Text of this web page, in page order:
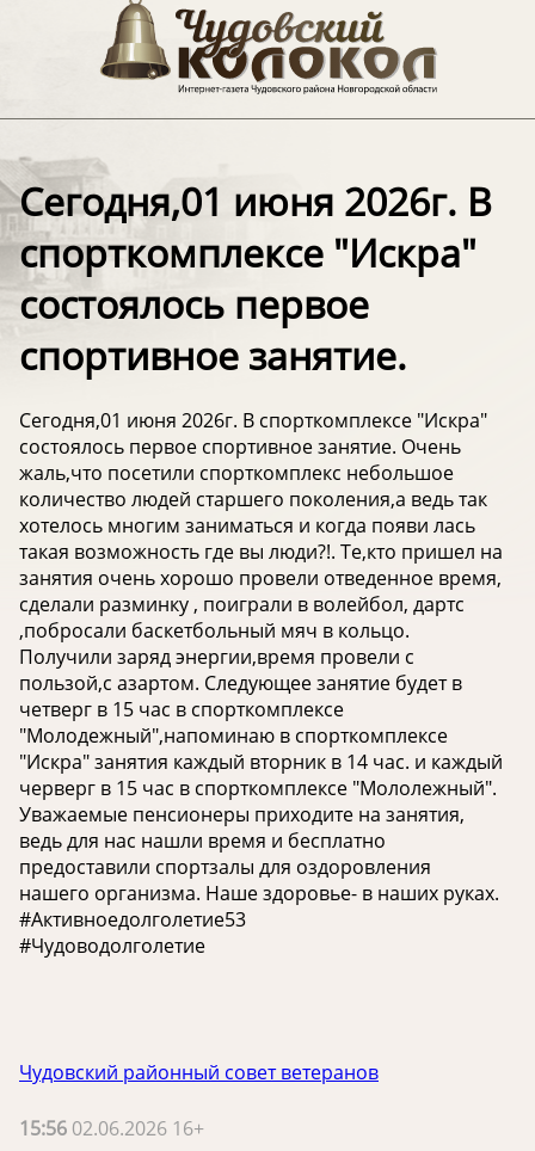
Сегодня,01 июня 2026г. В
спорткомплексе "Искра"
состоялось первое
спортивное занятие.
Сегодня,01 июня 2026г. В спорткомплексе "Искра"
состоялось первое спортивное занятие. Очень
жаль,что посетили спорткомплекс небольшое
количество людей старшего поколения,а ведь так
хотелось многим заниматься и когда появи лась
такая возможность где вы люди?!. Те,кто пришел на
занятия очень хорошо провели отведенное время,
сделали разминку , поиграли в волейбол, дартс
,побросали баскетбольный мяч в кольцо.
Получили заряд энергии,время провели с
пользой,с азартом. Следующее занятие будет в
четверг в 15 час в спорткомплексе
"Молодежный",напоминаю в спорткомплексе
"Искра" занятия каждый вторник в 14 час. и каждый
черверг в 15 час в спорткомплексе "Мололежный".
Уважаемые пенсионеры приходите на занятия,
ведь для нас нашли время и бесплатно
предоставили спортзалы для оздоровления
нашего организма. Наше здоровье- в наших руках.
#Активноедолголетие53
#Чудоводолголетие
Чудовский районный совет ветеранов
15:56 02.06.2026 16+